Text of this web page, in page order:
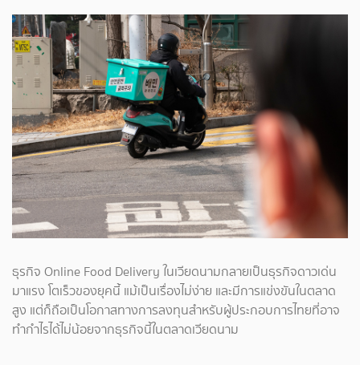
ธุรกิจ Online Food Delivery ในเวียดนามกลายเป็นธุรกิจดาวเด่น
มาแรง โตเร็วของยุคนี้ แม้เป็นเรื่องไม่ง่าย และมีการแข่งขันในตลาด
สูง แต่ก็ถือเป็นโอกาสทางการลงทุนสำหรับผู้ประกอบการไทยที่อาจ
ทำกำไรได้ไม่น้อยจากธุรกิจนี้ในตลาดเวียดนาม